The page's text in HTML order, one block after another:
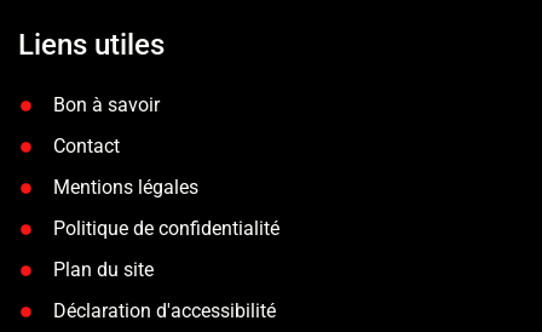
Liens utiles
Bon à savoir
Contact
Mentions légales
Politique de confidentialité
Plan du site
Déclaration d'accessibilité